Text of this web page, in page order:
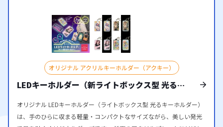
能。お客様はデザインを入稿するだけで、オリジナルの光るアクリル
キーホルダーを制作できます。推し活やイベントをより盛り上げる特
別なグッズとして、ぜひご検討ください。
オリジナル アクリルキーホルダー（アクキー）
LEDキーホルダー（新ライトボックス型 光るキ
る
オリジナル LEDキーホルダー（ライトボックス型 光るキーホルダー）
は、手のひらに収まる軽量・コンパクトなサイズながら、美しい発光